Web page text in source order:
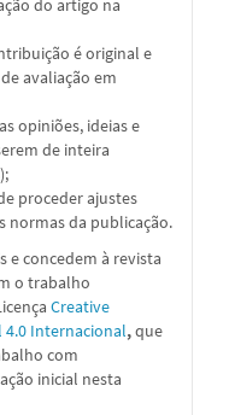
é original e
avaliação em
opiniões, ideias e
de inteira
proceder ajustes
normas da publicação.
e concedem à revista
o trabalho
Creative
4.0 Internacional,que
com
inicial nesta